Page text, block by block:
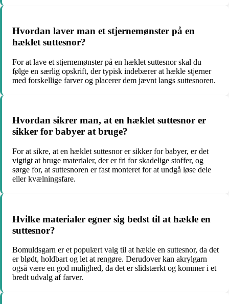
Hvordan laver man et stjernemønster på en
hæklet suttesnor?
For at lave et stjernemønster på en hæklet suttesnor skal du
følge en særlig opskrift, der typisk indebærer at hækle stjerner
med forskellige farver og placerer dem jævnt langs suttesnoren.
Hvordan sikrer man, at en hæklet suttesnor er
sikker for babyer at bruge?
For at sikre, at en hæklet suttesnor er sikker for babyer, er det
vigtigt at bruge materialer, der er fri for skadelige stoffer, og
sørge for, at suttesnoren er fast monteret for at undgå løse dele
eller kvælningsfare.
Hvilke materialer egner sig bedst til at hækle en
suttesnor?
Bomuldsgarn er et populært valg til at hækle en suttesnor, da det
er blødt, holdbart og let at rengøre. Derudover kan akrylgarn
også være en god mulighed, da det er slidstærkt og kommer i et
bredt udvalg af farver.